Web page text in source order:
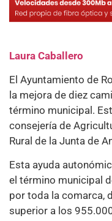
Laura Caballero
El Ayuntamiento de
la mejora de diez
término municipal.
consejería de
Rural de la Junta de
Esta ayuda
el término municipal
por toda la comarca,
superior a los